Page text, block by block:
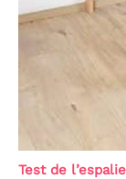
Test de